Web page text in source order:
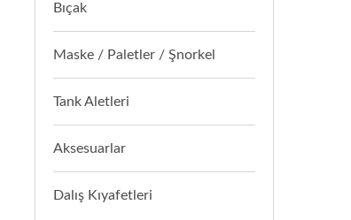
Bıçak
Maske / Paletler / Şnorkel
Tank Aletleri
Aksesuarlar
Dalış Kıyafetleri